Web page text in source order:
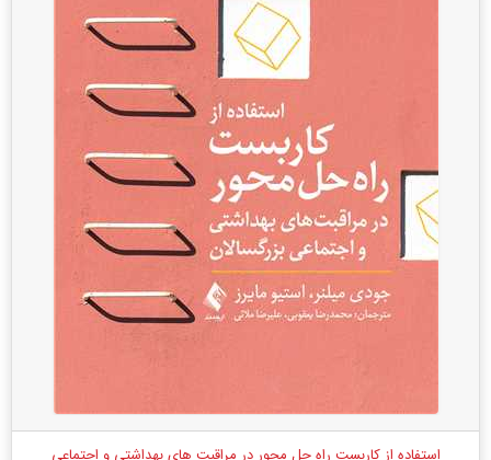
استفاده از کاربست راه حل محور در مراقبت های بهداشتی و اجتماعی